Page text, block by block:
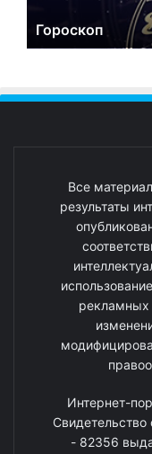
Гороскоп
Все
результаты
рекламных
Интернет-
- 82356